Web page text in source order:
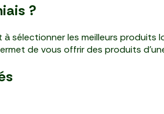
?
sélectionner les meilleurs produits
de vous offrir des produits